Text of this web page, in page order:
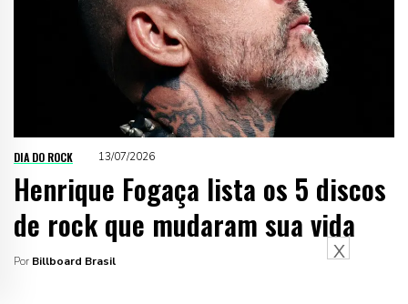
DIA DO ROCK 13/07/2026
Henrique Fogaça lista os 5 discos
de rock que mudaram sua vida
Por Billboard Brasil X